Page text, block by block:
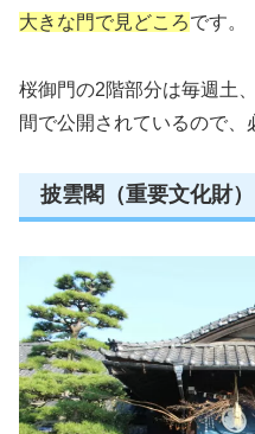
大きな門で見どころです。
桜御門の2階部分は毎週土
間で公開されているので、
披雲閣（重要文化財）